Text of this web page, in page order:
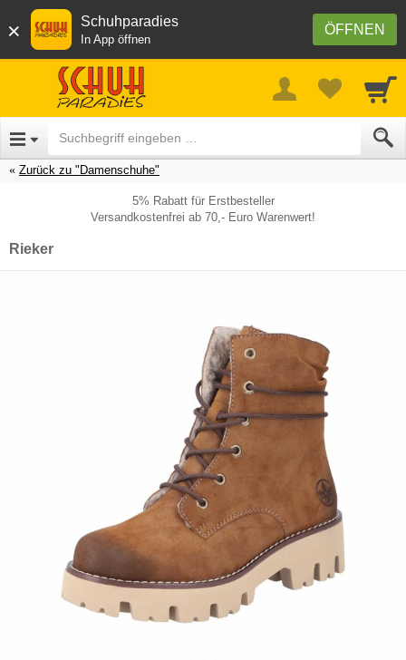
× ÖFFNEN
Schuhparadies
In App öffnen
Zurück zu "Damenschuhe"
5% Rabatt für Erstbesteller
Versandkostenfrei ab 70,- Euro Warenwert!
Rieker